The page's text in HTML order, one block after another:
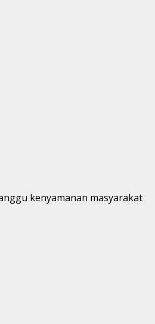
kenyamanan masyarakat